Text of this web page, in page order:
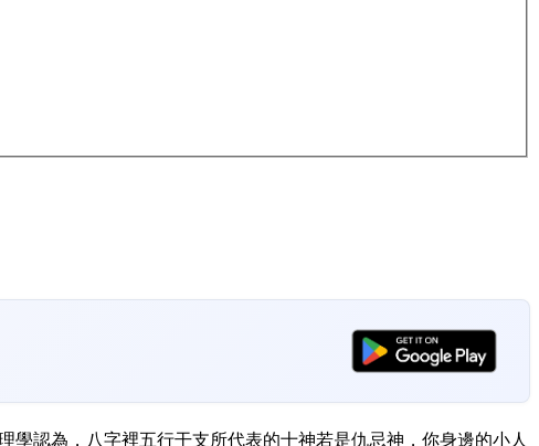
認為，八字裡五行干支所代表的十神若是仇忌神，你身邊的小人